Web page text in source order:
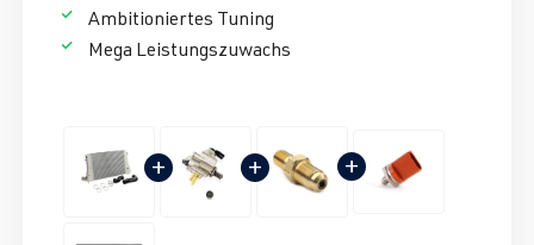
Ambitioniertes Tuning
Mega Leistungszuwachs
+ + +